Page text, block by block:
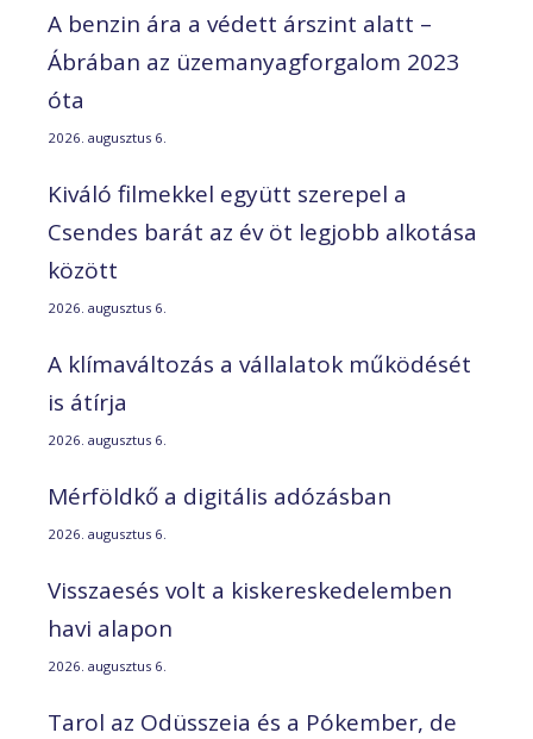
A benzin ára a védett árszint alatt –
Ábrában az üzemanyagforgalom 2023
óta
2026. augusztus 6.
Kiváló filmekkel együtt szerepel a
Csendes barát az év öt legjobb alkotása
között
2026. augusztus 6.
A klímaváltozás a vállalatok működését
is átírja
2026. augusztus 6.
Mérföldkő a digitális adózásban
2026. augusztus 6.
Visszaesés volt a kiskereskedelemben
havi alapon
2026. augusztus 6.
Tarol az Odüsszeia és a Pókember, de